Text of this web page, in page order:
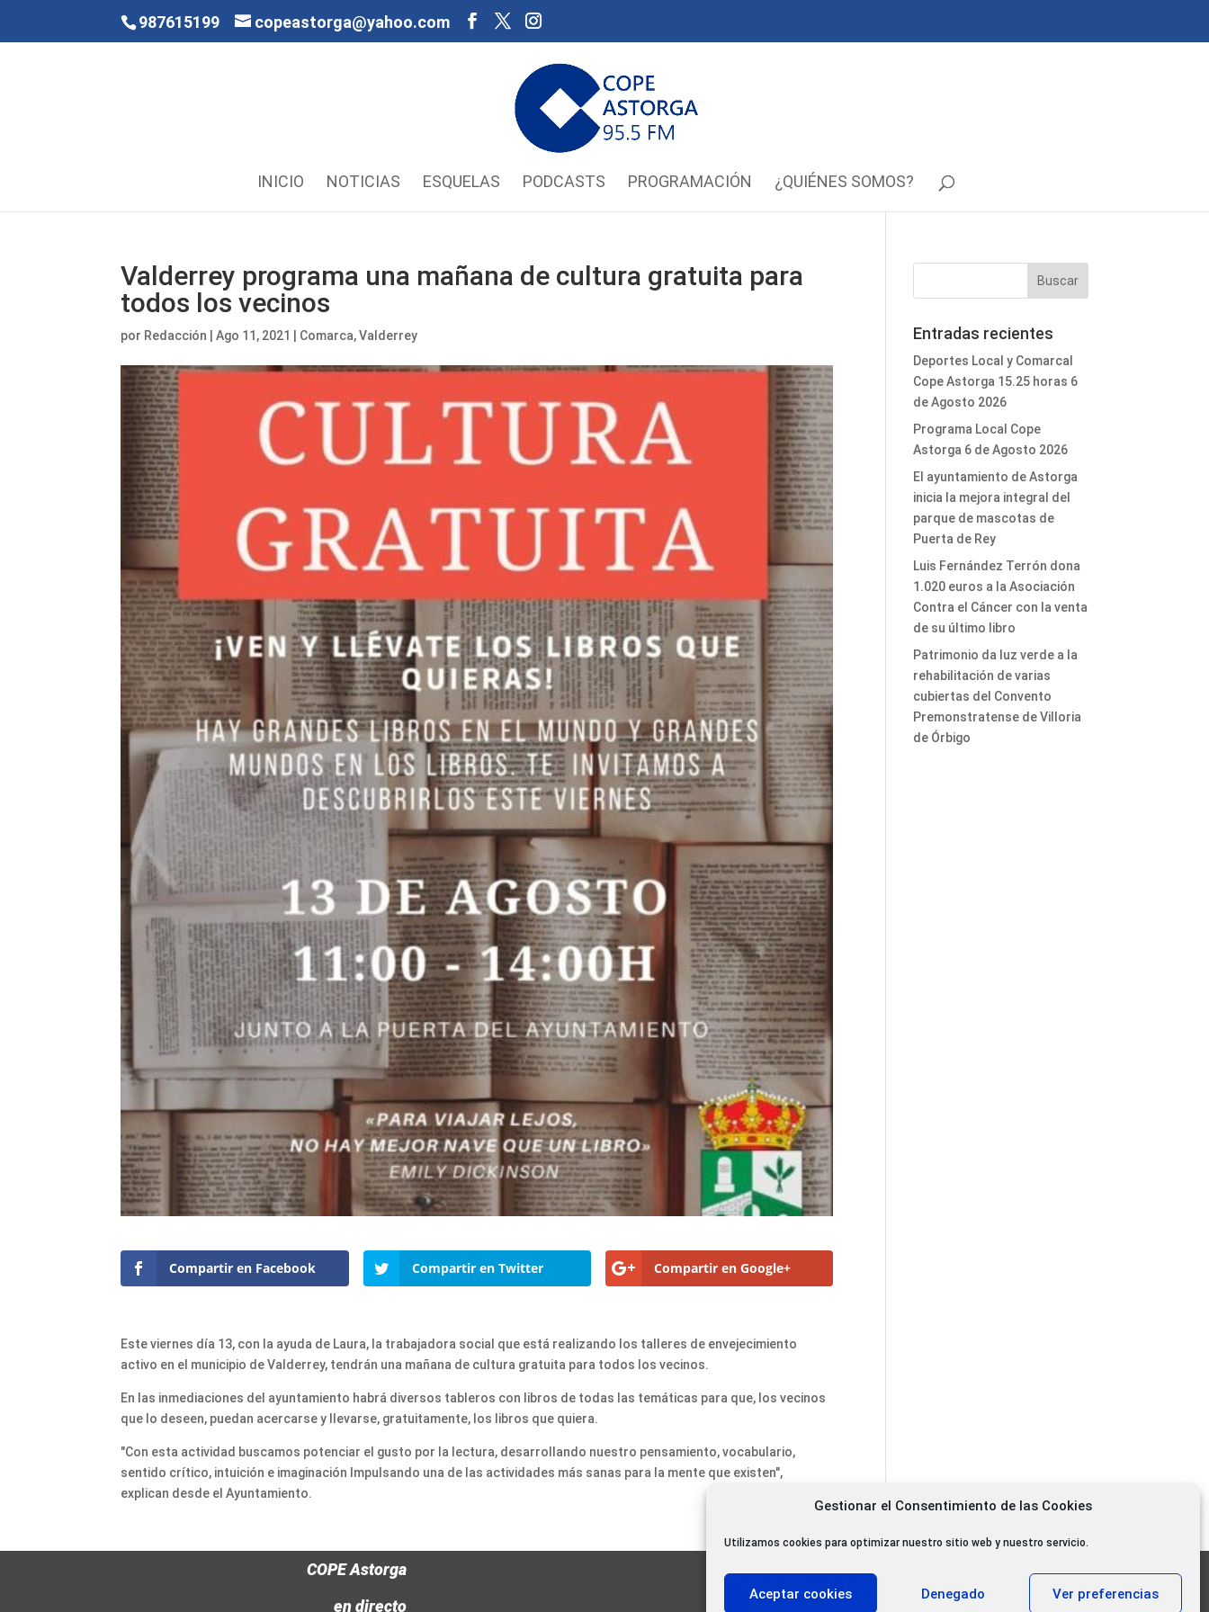
Gestionar el Consentimiento de las Cookies
Utilizamos cookies para optimizar nuestro sitio web y nuestro servicio.
Aceptar cookies Denegado Ver preferencias
987615199 copeastorga@yahoo.com
INICIO NOTICIAS ESQUELAS PODCASTS PROGRAMACIÓN ¿QUIÉNES SOMOS?
Valderrey programa una mañana de cultura gratuita para
todos los vecinos
por Redacción |Ago 11, 2021 Comarca,Valderrey
Compartir en Facebook Compartir en Twitter Compartir en Google+
Este viernes día 13, con la ayuda de Laura, la trabajadora social que está realizando los talleres de envejecimiento
activo en el municipio de Valderrey, tendrán una mañana de cultura gratuita para todos los vecinos.
En las inmediaciones del ayuntamiento habrá diversos tableros con libros de todas las temáticas para que, los vecinos
que lo deseen, puedan acercarse y llevarse, gratuitamente, los libros que quiera.
"Con esta actividad buscamos potenciar el gusto por la lectura, desarrollando nuestro pensamiento, vocabulario,
sentido crítico, intuición e imaginación Impulsando una de las actividades más sanas para la mente que existen",
explican desde el Ayuntamiento.
Entradas recientes
Deportes Local y Comarcal
Cope Astorga 15.25 horas 6
de Agosto 2026
Programa Local Cope
Astorga 6 de Agosto 2026
El ayuntamiento de Astorga
inicia la mejora integral del
parque de mascotas de
Puerta de Rey
Luis Fernández Terrón dona
1.020 euros a la Asociación
Contra el Cáncer con la venta
de su último libro
Patrimonio da luz verde a la
rehabilitación de varias
cubiertas del Convento
Premonstratense de Villoria
de Órbigo
COPE Astorga
en directo
11.000 oyentes diarios
11.000 Gracias